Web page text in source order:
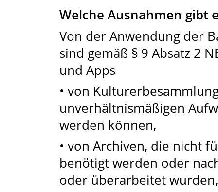
Welche Ausnahmen gibt
Von der Anwendung der
sind gemäß § 9 Absatz 2
und Apps
• von
unverhältnismäßigen
werden können,
• von Archiven, die nicht
benötigt werden oder
oder überarbeitet wurden,